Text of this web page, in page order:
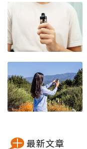
最新文章